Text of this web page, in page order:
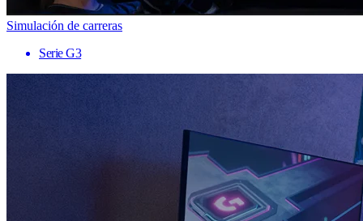
Simulación de carreras
Serie G3